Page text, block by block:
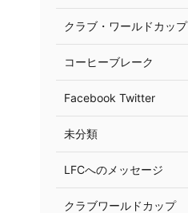
クラブ・ワールドカップ
コーヒーブレーク
Facebook Twitter
未分類
LFCへのメッセージ
クラブワールドカップ